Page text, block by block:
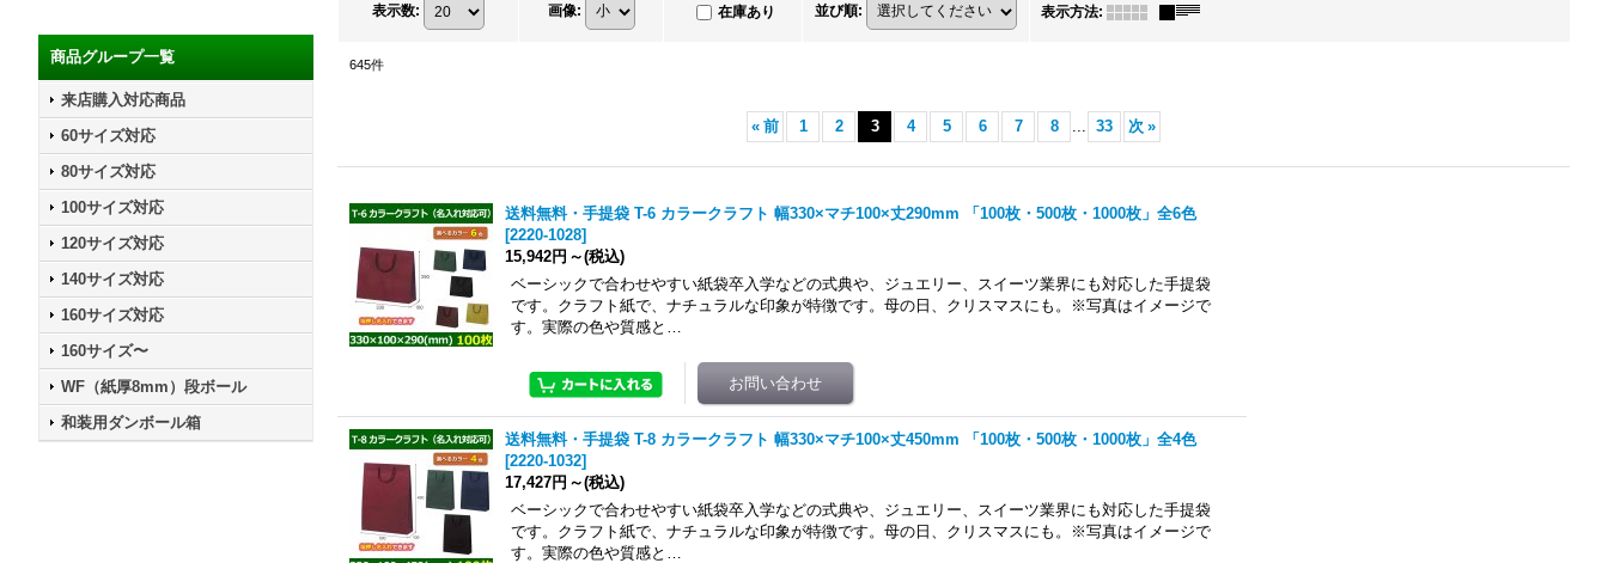
商品グループ一覧
来店購入対応商品
60サイズ対応
80サイズ対応
100サイズ対応
120サイズ対応
140サイズ対応
160サイズ対応
160サイズ〜
WF（紙厚8mm）段ボール
和装用ダンボール箱
表示数: 画像: 在庫あり 並び順: 表示方法:
645件
« 前 1 2 3 4 5 6 7 8 33 次 »
送料無料・手提袋 T-6 カラークラフト 幅330×マチ100×丈290mm 「100枚・500枚・1000枚」全6色
[2220-1028]
15,942円 ～(税込)
ベーシックで合わせやすい紙袋卒入学などの式典や、ジュエリー、スイーツ業界にも対応した手提袋
です。クラフト紙で、ナチュラルな印象が特徴です。母の日、クリスマスにも。※写真はイメージで
す。実際の色や質感と…
送料無料・手提袋 T-8 カラークラフト 幅330×マチ100×丈450mm 「100枚・500枚・1000枚」全4色
[2220-1032]
17,427円 ～(税込)
ベーシックで合わせやすい紙袋卒入学などの式典や、ジュエリー、スイーツ業界にも対応した手提袋
です。クラフト紙で、ナチュラルな印象が特徴です。母の日、クリスマスにも。※写真はイメージで
す。実際の色や質感と…